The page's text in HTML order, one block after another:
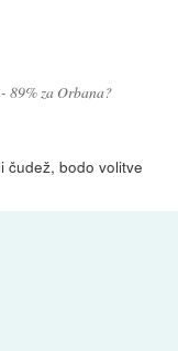
89% za Orbana?
čudež, bodo volitve